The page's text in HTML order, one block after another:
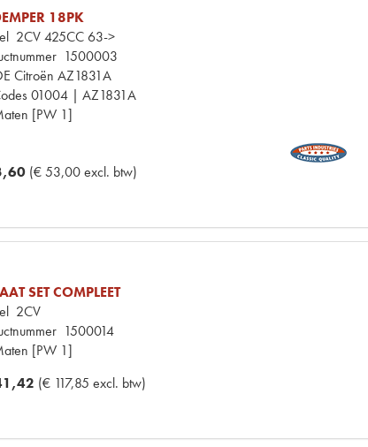
18PK
2CV 425CC 63->
1500003
Citroën AZ1831A
01004 | AZ1831A
[PW 1]
(€ 53,00 excl. btw)
SET COMPLEET
2CV
1500014
[PW 1]
(€ 117,85 excl. btw)